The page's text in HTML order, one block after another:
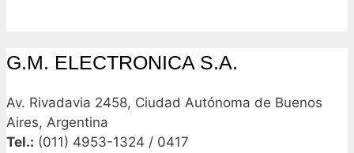
G.M. ELECTRONICA S.A.
Av. Rivadavia 2458, Ciudad Autónoma de Buenos
Aires, Argentina
Tel.: (011) 4953-1324 / 0417